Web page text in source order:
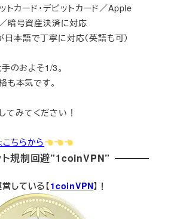
トカード・デビットカード／Apple
暗号資産決済に対応
日本語で丁寧に対応（英語も可）
のおよそ1/3。
も本気です。
てみてください！
ちらから
ト規制回避”1coinVPN”
している【1coinVPN】！